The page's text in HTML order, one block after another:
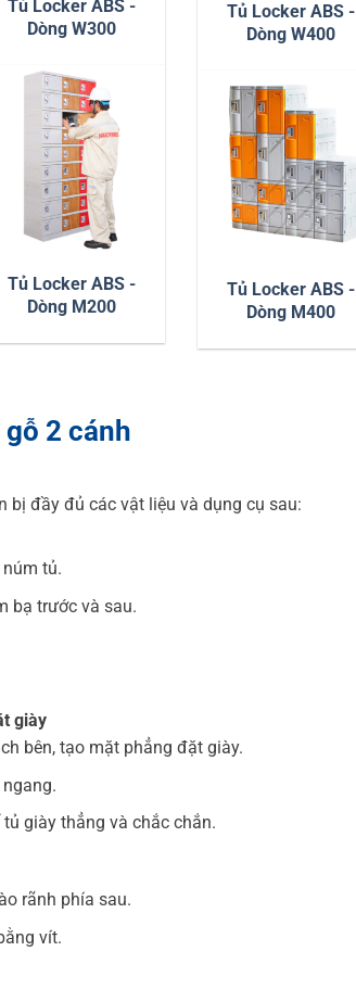
Tủ Locker ABS -
Dòng W300
Tủ Locker ABS -
Dòng M200
Tủ Locker ABS -
Dòng W400
Tủ Locker ABS -
Dòng M400
2 cánh
bị đầy đủ các vật liệu và dụng cụ sau:
núm tủ.
bạ trước và sau.
giày
bên, tạo mặt phẳng đặt giày.
giày thẳng và chắc chắn.
rãnh phía sau.
vít.